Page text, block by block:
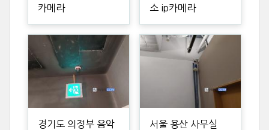
카메라
소 ip카메라
경기도 의정부 음악
서울 용산 사무실